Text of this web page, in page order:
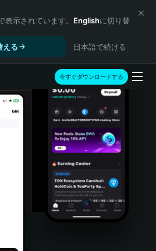
表示されています。 Englishに切り替
える
日本語で続ける
今すぐダウンロードする